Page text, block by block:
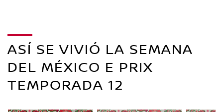
ASÍ SE VIVIÓ LA SEMANA
DEL MÉXICO E PRIX
TEMPORADA 12